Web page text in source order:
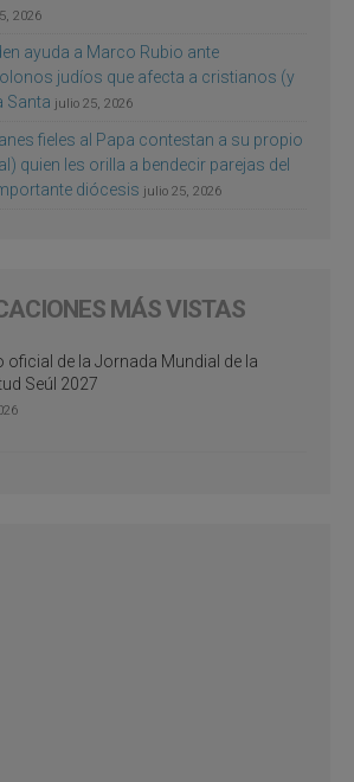
2026
ayuda a Marco Rubio ante
judíos que afecta a cristianos (y
Santa julio 25, 2026
fieles al Papa contestan a su propio
quien les orilla a bendecir parejas del
diócesis julio 25, 2026
MÁS VISTAS
oficial de la Jornada Mundial de la
Seúl 2027